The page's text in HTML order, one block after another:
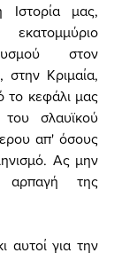
Ιστορία μας,
στον
στην Κριμαία,
κεφάλι μας
σλαυϊκού
απ' όσους
Ας μην
αρπαγή της